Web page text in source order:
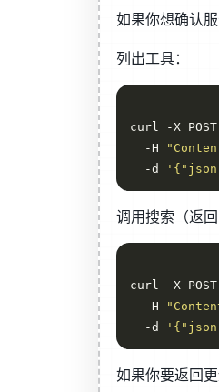
如果你想确认
列出工具：
curl -X POST
  -H
  -d
调用搜索（返
curl -X POST
  -H
  -d
如果你要返回